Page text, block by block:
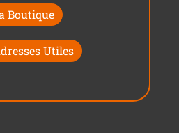
Boutique
Utiles